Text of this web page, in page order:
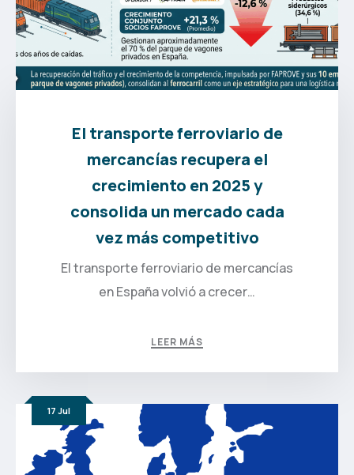
El transporte ferroviario de
mercancías recupera el
crecimiento en 2025 y
consolida un mercado cada
vez más competitivo
El transporte ferroviario de mercancías
en España volvió a crecer…
LEER MÁS
17 Jul